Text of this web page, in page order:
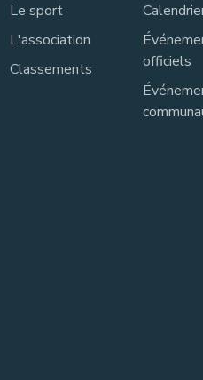
Le sport
L'association
Classements
officiels